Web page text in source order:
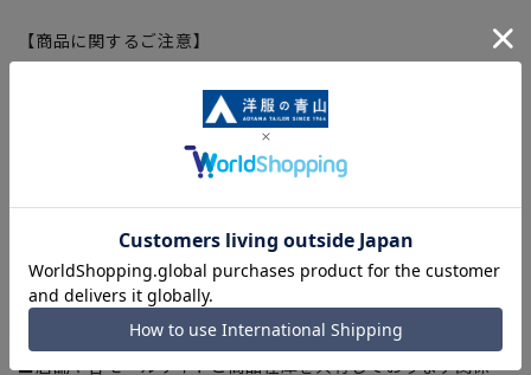
【商品に関するご注意】
■商品画像はサンプルのため、色味やサイズ等の仕様に変更が
ある場合がございますので、予めご了承ください。
■生地や仕様・デザインにより、着用感や実際のサイズ表に若
干の誤差が生じる場合がございます。予めご了承ください。
商品もございます。
■ブラウザやお使いのモニター環境、また撮影時の室内外の光
加減により、実際の商品と掲載画像の色味が異なる場合がござ
■店舗や各モールサイトと商品在庫を共有しております関係